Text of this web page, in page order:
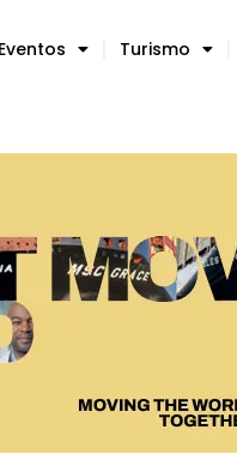
Turismo